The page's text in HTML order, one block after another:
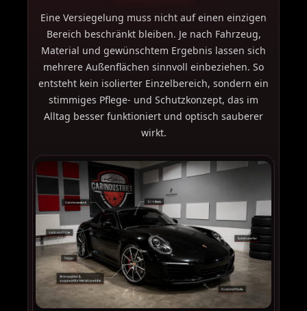
Eine Versiegelung muss nicht auf einen einzigen
Bereich beschränkt bleiben. Je nach Fahrzeug,
Material und gewünschtem Ergebnis lassen sich
mehrere Außenflächen sinnvoll einbeziehen. So
entsteht kein isolierter Einzelbereich, sondern ein
stimmiges Pflege- und Schutzkonzept, das im
Alltag besser funktioniert und optisch sauberer
wirkt.